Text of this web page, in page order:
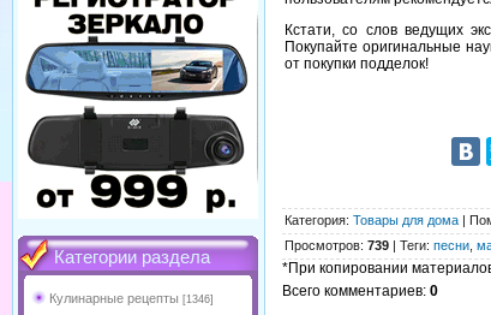
Категории раздела
Кулинарные рецепты [1346]
Кстати, со слов ведущих
Покупайте оригинальные
от покупки подделок!
Категория: Товары для дома |
Просмотров: 739 | Теги: песни
*При копировании
Всего комментариев: 0